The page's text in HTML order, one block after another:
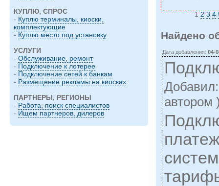
КУПЛЮ, СПРОС
- Куплю терминалы, киоски,
комплектующие
- Куплю место под установку
УСЛУГИ
- Обслуживание, ремонт
- Подключение к лотерее
- Подключение сетей к банкам
- Размещение рекламы на киосках
ПАРТНЕРЫ, РЕГИОНЫ
- Работа, поиск специалистов
- Ищем партнеров, дилеров
1 2 3 4
Найдено
Дата добавления:04-
автором